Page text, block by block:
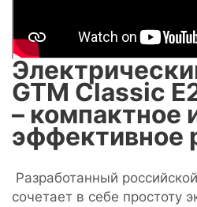
GTM Classic
– компактное
эффективное
Разработанный
сочетает в себе простоту